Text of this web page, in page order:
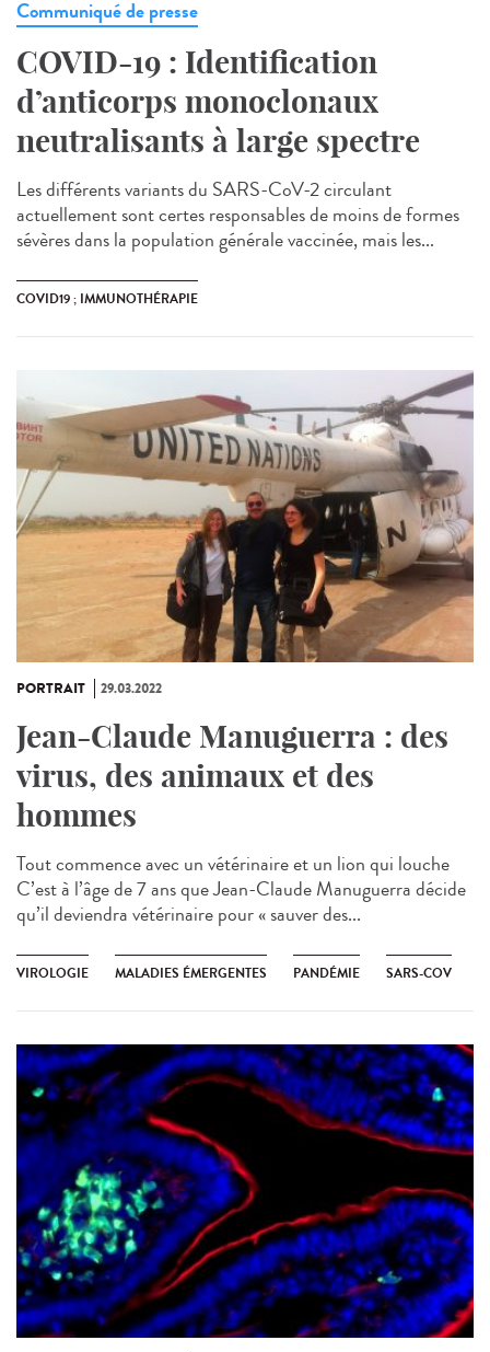
Communiqué de presse
COVID-19 : Identification
d’anticorps monoclonaux
neutralisants à large spectre
Les différents variants du SARS-CoV-2 circulant
actuellement sont certes responsables de moins de formes
sévères dans la population générale vaccinée, mais les...
COVID19 ; IMMUNOTHÉRAPIE
PORTRAIT 29.03.2022
Jean-Claude Manuguerra : des
virus, des animaux et des
hommes
Tout commence avec un vétérinaire et un lion qui louche
C’est à l’âge de 7 ans que Jean-Claude Manuguerra décide
qu’il deviendra vétérinaire pour « sauver des...
VIROLOGIE MALADIES ÉMERGENTES PANDÉMIE SARS-COV